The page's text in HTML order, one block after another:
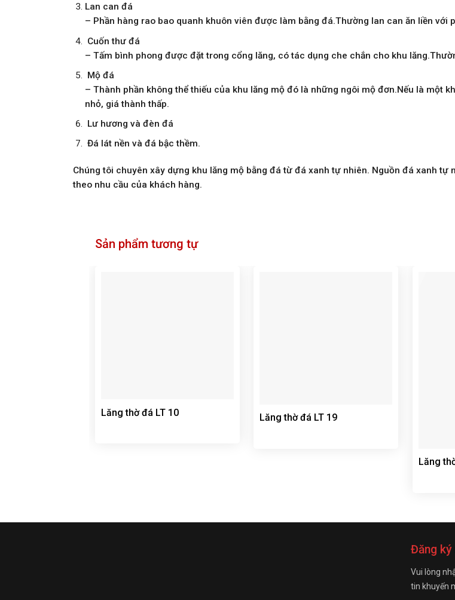
Lan can đá
– Phần hàng rao bao quanh khuôn viên được làm bằng đá.Thường lan can ăn liền với
Cuốn thư đá
– Tấm bình phong được đặt trong cổng lăng, có tác dụng che chắn cho khu
Mộ đá
– Thành phần không thể thiếu của khu lăng mộ đó là những ngôi mộ đơn.Nếu là một
nhỏ, giá thành thấp.
Lư hương và đèn đá
Đá lát nền và đá bậc thềm.
Chúng tôi chuyên xây dựng khu lăng mộ bằng đá từ đá xanh tự nhiên. Nguồn đá xanh
theo nhu cầu của khách hàng.
Sản phẩm tương tự
Lăng thờ đá LT 10 Lăng thờ đá LT 19
Lăng
Đăng ký
Vui lòng
tin khuyến